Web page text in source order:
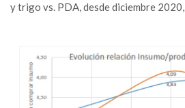
y trigo vs. PDA, desde diciembre